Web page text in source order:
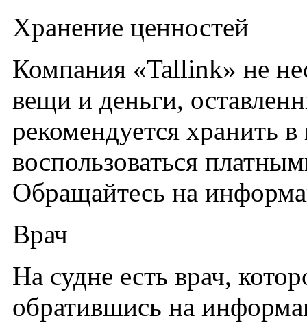
Хранение ценностей
Компания «Tallink» не
вещи и деньги,
рекомендуется хранить
воспользоваться
Обращайтесь на
Врач
На судне есть врач,
обратившись на